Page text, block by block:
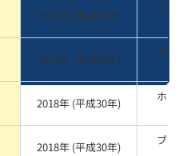
2018年 (平成30年)
ブラ
2018年 (平成30年)
ホワ
2018年 (平成30年)
ホワ
2018年 (平成30年)
ブラ